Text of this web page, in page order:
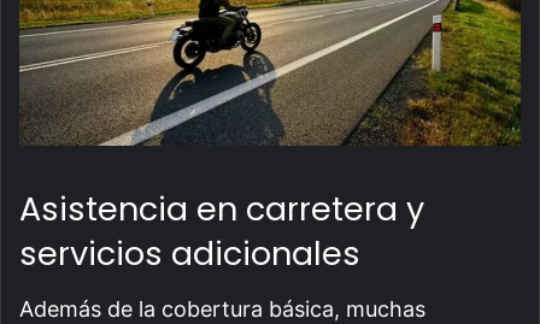
Asistencia en carretera y
servicios adicionales
Además de la cobertura básica, muchas